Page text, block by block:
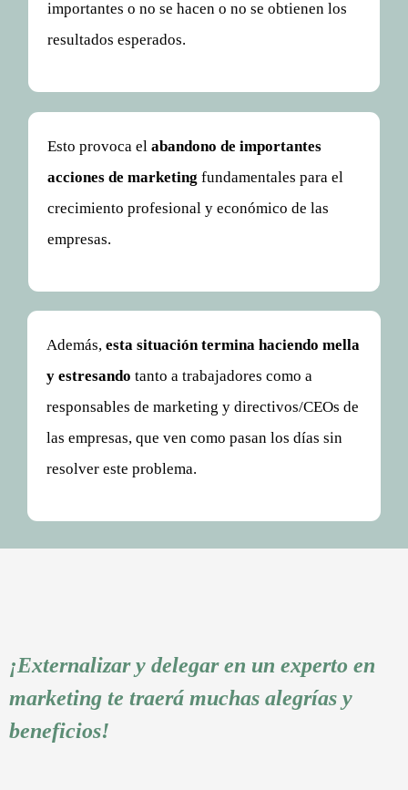
importantes o no se hacen o no se obtienen los
resultados esperados.
Esto provoca el abandono de importantes
acciones de marketing fundamentales para el
crecimiento profesional y económico de las
empresas.
Además, esta situación termina haciendo mella
y estresando tanto a trabajadores como a
responsables de marketing y directivos/CEOs de
las empresas, que ven como pasan los días sin
resolver este problema.
¡Externalizar y delegar en un experto en
marketing te traerá muchas alegrías y
beneficios!